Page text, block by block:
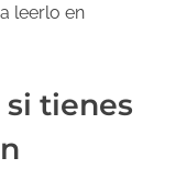
leerlo en
si tienes